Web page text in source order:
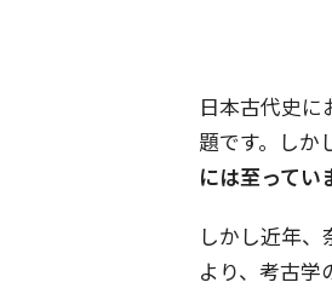
日本古代史に
題です。しか
には至ってい
しかし近年
より、考古学